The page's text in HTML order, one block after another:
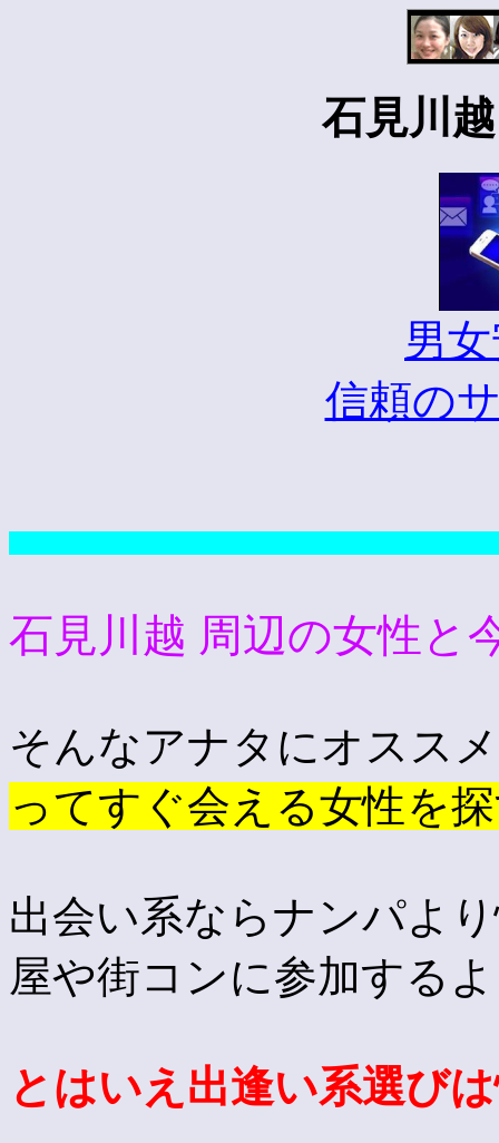
石見川
男
信頼の
石見川越 周辺の女性と
そんなアナタにオスス
ってすぐ会える女性を
出会い系ならナンパよ
屋や街コンに参加する
とはいえ出逢い系選び